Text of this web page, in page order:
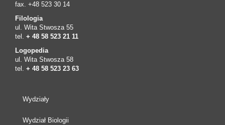
fax. +48 523 30 14
Filologia
ul. Wita Stwosza 55
tel. + 48 58 523 21 11
Logopedia
ul. Wita Stwosza 58
tel. + 48 58 523 23 63
Wydziały
Wydział Biologii